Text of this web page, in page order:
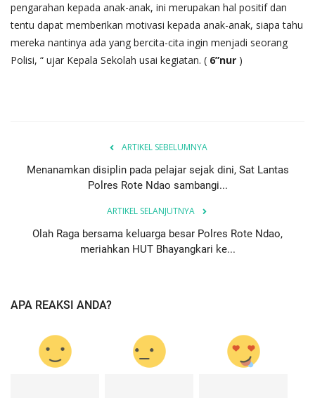
pengarahan kepada anak-anak, ini merupakan hal positif dan
tentu dapat memberikan motivasi kepada anak-anak, siapa tahu
mereka nantinya ada yang bercita-cita ingin menjadi seorang
Polisi, “ ujar Kepala Sekolah usai kegiatan. ( 6”nur )
ARTIKEL SEBELUMNYA
Menanamkan disiplin pada pelajar sejak dini, Sat Lantas
Polres Rote Ndao sambangi...
ARTIKEL SELANJUTNYA
Olah Raga bersama keluarga besar Polres Rote Ndao,
meriahkan HUT Bhayangkari ke...
APA REAKSI ANDA?